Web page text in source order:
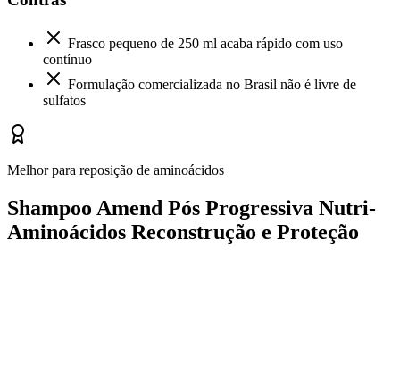
Frasco pequeno de 250 ml acaba rápido com uso
contínuo
Formulação comercializada no Brasil não é livre de
sulfatos
Melhor para reposição de aminoácidos
Shampoo Amend Pós Progressiva Nutri-
Aminoácidos Reconstrução e Proteção